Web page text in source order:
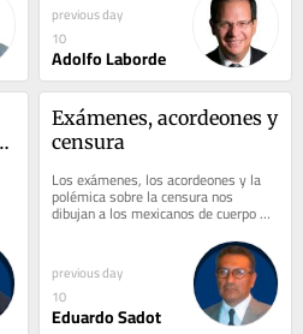
previous day
10
Adolfo Laborde
Exámenes, acordeones y
censura
Los exámenes, los acordeones y la
polémica sobre la censura nos
dibujan a los mexicanos de cuerpo
entero. Es la imagen que
previous day
10
Eduardo Sadot